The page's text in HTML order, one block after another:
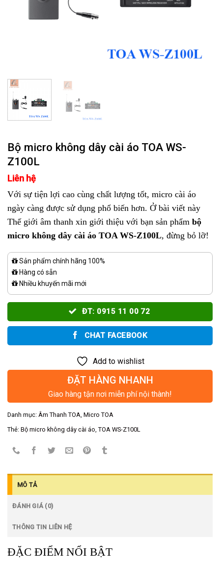
Bộ micro không dây cài áo TOA WS-
Z100L
Liên hệ
Với sự tiện lợi cao cùng chất lượng tốt, micro cài áo
ngày càng được sử dụng phổ biến hơn. Ở bài viết này
Thế giới âm thanh xin giới thiệu với bạn sản phẩm bộ
micro không dây cài áo TOA WS-Z100L, đừng bỏ lỡ!
Sản phẩm chính hãng 100%
Hàng có sẵn
Nhiều khuyến mãi mới
ĐT: 0915 11 00 72
CHAT FACEBOOK
Add to wishlist
ĐẶT HÀNG NHANH
Giao hàng tận nơi miễn phí nội thành!
Danh mục: Âm Thanh TOA Micro TOA
Thẻ: Bộ micro không dây cài áo TOA WS-Z100L
MÔ TẢ
ĐÁNH GIÁ (0)
THÔNG TIN LIÊN HỆ
ĐẶC ĐIỂM NỔI BẬT